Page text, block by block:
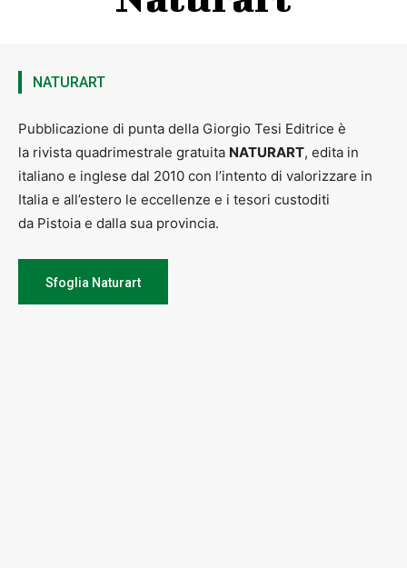
NATURART
Pubblicazione di punta della Giorgio Tesi Editrice è
la rivista quadrimestrale gratuita NATURART, edita in
italiano e inglese dal 2010 con l’intento di valorizzare in
Italia e all’estero le eccellenze e i tesori custoditi
da Pistoia e dalla sua provincia.
Sfoglia Naturart